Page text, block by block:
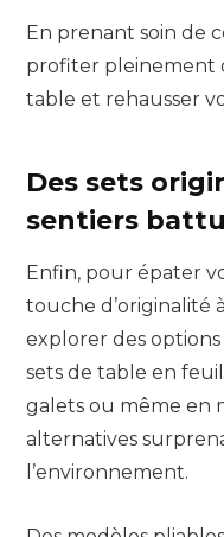
En prenant soin de
profiter pleinement
table et rehausser
Des sets
sentiers
Enfin, pour épater
touche d’originalité
explorer des
sets de table en
galets ou même en
alternatives
l’environnement.